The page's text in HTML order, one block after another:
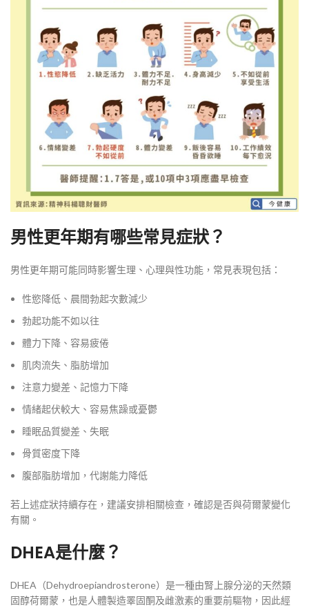
男性更年期有哪些常見症狀？
男性更年期可能同時影響生理、心理與性功能，常見表現包括：
性慾降低、晨間勃起次數減少
勃起功能不如以往
體力下降、容易疲倦
肌肉流失、脂肪增加
注意力變差、記憶力下降
情緒起伏較大、容易焦躁或憂鬱
睡眠品質變差、失眠
骨質密度下降
腹部脂肪增加，代謝能力降低
若上述症狀持續存在，建議安排相關檢查，確認是否與荷爾蒙變化
有關。
DHEA是什麼？
DHEA（Dehydroepiandrosterone）是一種由腎上腺分泌的天然類
固醇荷爾蒙，也是人體製造睪固酮及雌激素的重要前驅物，因此經